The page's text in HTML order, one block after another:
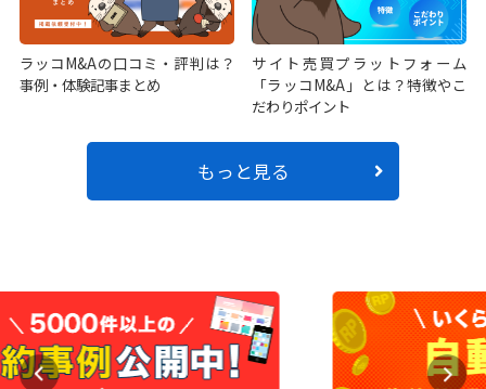
ラッコM&Aの口コミ・評判は？
事例・体験記事まとめ
サイト売買プラットフォーム
「ラッコM&A」とは？特徴やこ
だわりポイント
もっと見る